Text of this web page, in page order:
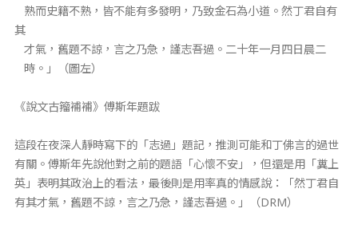
熟而史籍不熟，皆不能有多發明，乃致金石為小道。然丁君自有
其
才氣，舊題不諒，言之乃急，謹志吾過。二十年一月四日晨二
時。」（圖左）
《說文古籀補補》傅斯年題跋
這段在夜深人靜時寫下的「志過」題記，推測可能和丁佛言的過世
有關。傅斯年先說他對之前的題語「心懷不安」，但還是用「糞上
英」表明其政治上的看法，最後則是用率真的情感說：「然丁君自
有其才氣，舊題不諒，言之乃急，謹志吾過。」（DRM）